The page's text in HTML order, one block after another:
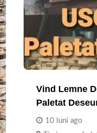
Vind Lemne
Paletat
10 luni ago